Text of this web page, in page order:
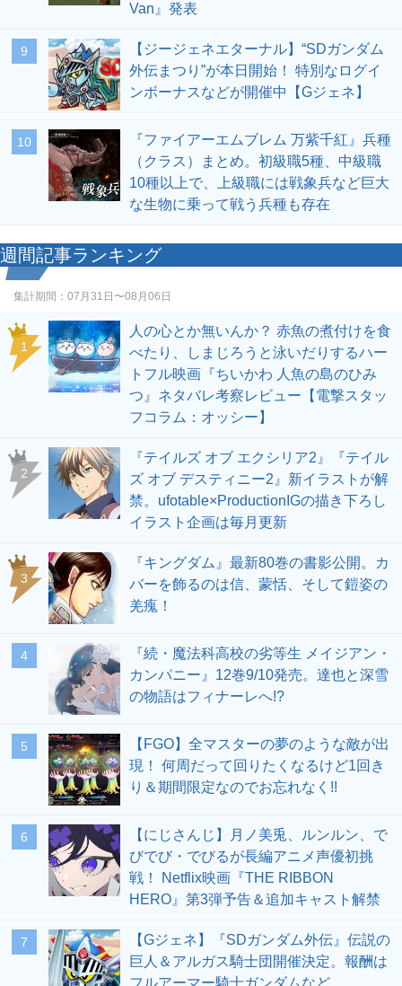
Van』発表
9
【ジージェネエターナル】“SDガンダム
外伝まつり”が本日開始！ 特別なログイ
ンボーナスなどが開催中【Gジェネ】
10
『ファイアーエムブレム 万紫千紅』兵種
（クラス）まとめ。初級職5種、中級職
10種以上で、上級職には戦象兵など巨大
な生物に乗って戦う兵種も存在
週間記事ランキング
集計期間： 07月31日〜08月06日
1
人の心とか無いんか？ 赤魚の煮付けを食
べたり、しまじろうと泳いだりするハー
トフル映画『ちいかわ 人魚の島のひみ
つ』ネタバレ考察レビュー【電撃スタッ
フコラム：オッシー】
2
『テイルズ オブ エクシリア2』『テイル
ズ オブ デスティニー2』新イラストが解
禁。ufotable×ProductionIGの描き下ろし
イラスト企画は毎月更新
3
『キングダム』最新80巻の書影公開。カ
バーを飾るのは信、蒙恬、そして鎧姿の
羌瘣！
4
『続・魔法科高校の劣等生 メイジアン・
カンパニー』12巻9/10発売。達也と深雪
の物語はフィナーレへ!?
5
【FGO】全マスターの夢のような敵が出
現！ 何周だって回りたくなるけど1回き
り＆期間限定なのでお忘れなく!!
6
【にじさんじ】月ノ美兎、ルンルン、で
びでび・でびるが長編アニメ声優初挑
戦！ Netflix映画『THE RIBBON
HERO』第3弾予告＆追加キャスト解禁
7
【Gジェネ】『SDガンダム外伝』伝説の
巨人＆アルガス騎士団開催決定。報酬は